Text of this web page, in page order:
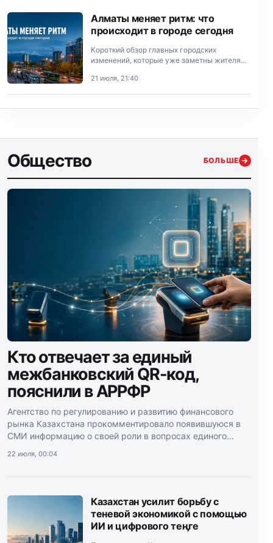
Алматы меняет ритм: что
происходит в городе сегодня
Короткий обзор главных городских
изменений, которые уже заметны жителям
21 июля, 21:40
Общество БОЛЬШЕ →
Кто отвечает за единый
межбанковский QR-код,
пояснили в АРРФР
Агентство по регулированию и развитию финансового
рынка Казахстана прокомментировало появившуюся в
СМИ информацию о своей роли в вопросах единого
22 июля, 00:04
Казахстан усилит борьбу с
теневой экономикой с помощью
ИИ и цифрового теңге